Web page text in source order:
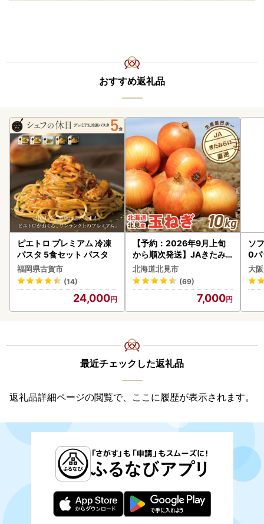
おすすめ返礼品
ピエトロ プレミアム 冷凍
パスタ 5食セット パスタ
福岡県古賀市
(14)
24,000
【予約：2026年9月上旬
から順次発送】JAきたみ
らい産 玉ねぎ Lサイズ 10k
g ( タマネギ たまねぎ 野菜
)【210-0003-2026】
北海道北見市
(69)
7,000
ソ
0
大
最近チェックした返礼品
返礼品詳細ページの閲覧で、ここに履歴が表示されます。